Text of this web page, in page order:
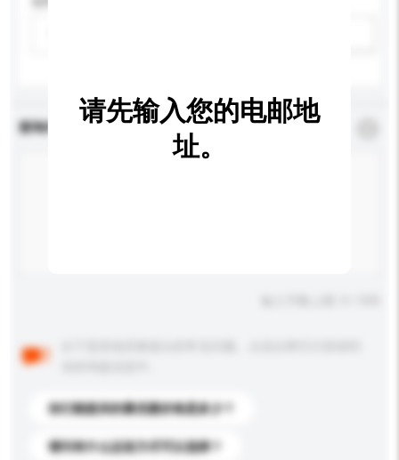
查询内容 * 必须填写
你们能提供的最优惠价格是多少？
请问有什么运送方式可以选择？
请先输入您的电邮地
址。